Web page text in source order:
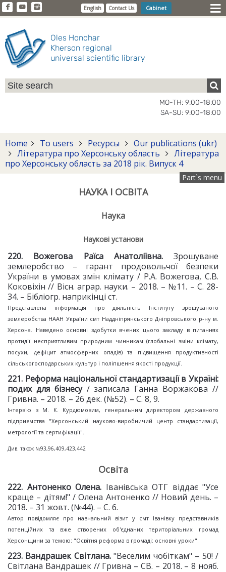
English Contact Us Cabinet
Oles Honchar
Kherson regional
universal scientific library
MO-TH: 9:00-18:00
SA-SU: 9:00-18:00
Home To users Ресурсы
Our publications (ukr)
Література про Херсонську область
Література
про Херсонську область за 2018 рік. Випуск 4
Part`s menu
НАУКА І ОСВІТА
Наука
Наукові установи
220. Вожегова Раїса Анатоліївна. Зрошуване
землеробство – гарант продовольчої безпеки
України в умовах змін клімату / Р.А. Вожегова, С.В.
Коковіхін // Вісн. аграр. науки. – 2018. – №11. – С. 28-
34. – Бібліогр. наприкінці ст.
Представлена інформація про діяльність Інституту зрошуваного
землеробства НААН України смт Наддніпрянського Дніпровського р-ну м.
Херсона. Наведено основні здобутки вчених цього закладу в питаннях
протидії несприятливим природним чинникам (глобальні зміни клімату,
посухи, дефіцит атмосферних опадів) та підвищення продуктивності
сільськогосподарських культур і поліпшення якості продукції.
221. Реформа національної стандартизації в Україні:
подих для бізнесу/ записала Ганна Воржакова //
Гривна. – 2018. – 26 дек. (№52). – С. 8, 9.
Інтерв'ю з М. К. Курдюмовим, генеральним директором державного
підприємства "Херсонський науково-виробничий центр стандартизації,
метрології та сертифікації".
Див. також №93,96,409,423,442
Освіта
222. Антоненко Олена. Іванівська ОТГ віддає "Усе
краще – дітям!" / Олена Антоненко // Новий день. –
2018. – 31 жовт. (№44). – С. 6.
Автор повідомляє про навчальний візит у смт Іванівку представників
потенційних та вже створених об'єднаних територіальних громад
Херсонщини за темою: "Освітня реформа в громаді: основні уроки".
223. Вандрашек Світлана."Веселим чобіткам" – 50! /
Світлана Вандрашек // Гривна – СВ. – 2018. – 8 нояб.